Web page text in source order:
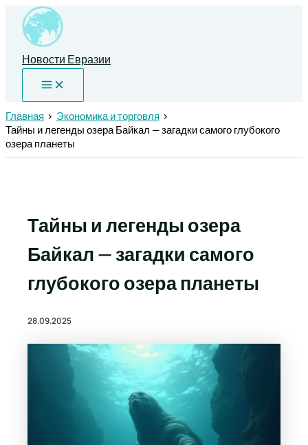
Перейти
содержимому
Новости Евразии
Главная
Экономика и торговля
Тайны и легенды озера Байкал — загадки самого глубокого
озера планеты
Тайны и легенды озера
Байкал — загадки самого
глубокого озера планеты
28.09.2025